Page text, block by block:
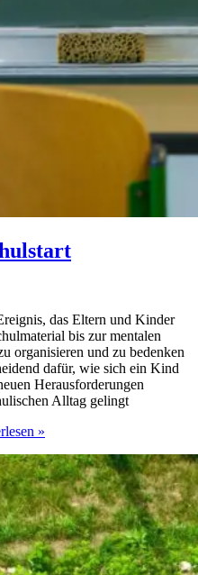
das Eltern und Kinder
bis zur mentalen
organisieren und zu bedenken
dafür, wie sich ein Kind
Herausforderungen
Alltag gelingt
»